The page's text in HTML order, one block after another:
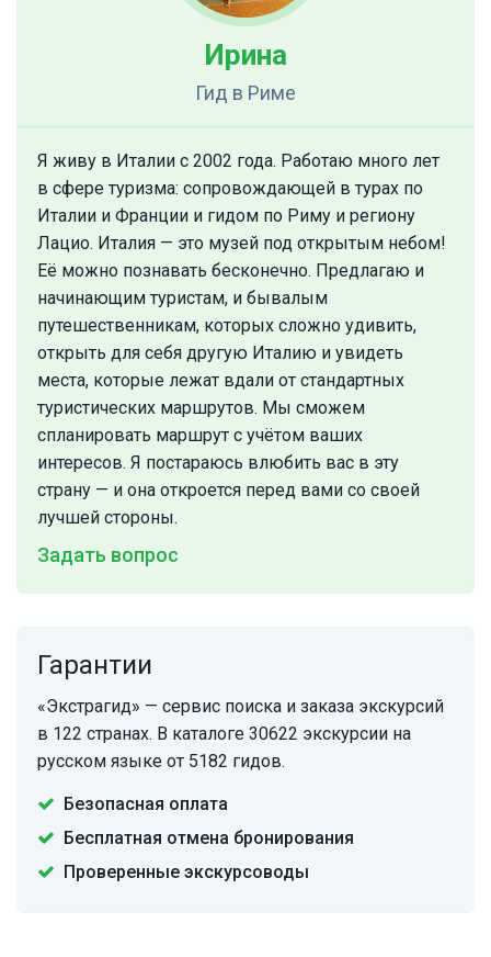
Ирина
Гид в Риме
Я живу в Италии с 2002 года. Работаю много лет
в сфере туризма: сопровождающей в турах по
Италии и Франции и гидом по Риму и региону
Лацио. Италия — это музей под открытым небом!
Её можно познавать бесконечно. Предлагаю и
начинающим туристам, и бывалым
путешественникам, которых сложно удивить,
открыть для себя другую Италию и увидеть
места, которые лежат вдали от стандартных
туристических маршрутов. Мы сможем
спланировать маршрут с учётом ваших
интересов. Я постараюсь влюбить вас в эту
страну — и она откроется перед вами со своей
лучшей стороны.
Задать вопрос
Гарантии
«Экстрагид» — сервис поиска и заказа экскурсий
в 122 странах. В каталоге 30622 экскурсии на
русском языке от 5182 гидов.
Безопасная оплата
Бесплатная отмена бронирования
Проверенные экскурсоводы